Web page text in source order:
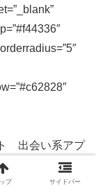
出会い系アプ
。
プ サイドバー